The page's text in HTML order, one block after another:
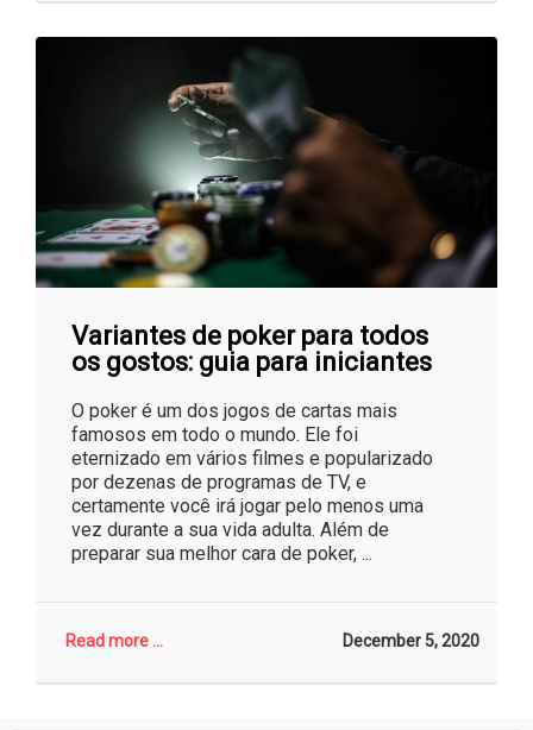
Variantes de poker para todos
os gostos: guia para iniciantes
O poker é um dos jogos de cartas mais
famosos em todo o mundo. Ele foi
eternizado em vários filmes e popularizado
por dezenas de programas de TV, e
certamente você irá jogar pelo menos uma
vez durante a sua vida adulta. Além de
preparar sua melhor cara de poker, ...
Read more ... December 5, 2020